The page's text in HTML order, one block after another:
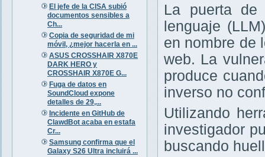
El jefe de la CISA subió
documentos sensibles a
Ch...
Copia de seguridad de mi
móvil, ¿mejor hacerla en ...
ASUS CROSSHAIR X870E
DARK HERO y
CROSSHAIR X870E G...
Fuga de datos en
SoundCloud expone
detalles de 29,...
Incidente en GitHub de
ClawdBot acaba en estafa
Cr...
Samsung confirma que el
Galaxy S26 Ultra incluirá ...
La puerta de
lenguaje
en nombre de
web. La
produce
inverso no
Utilizando
investigador
buscando